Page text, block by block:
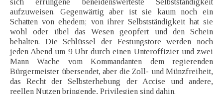
sich errungene beneidenswerteste Selbstständigkeit
aufzuweisen. Gegenwärtig aber ist sie kaum noch ein
Schatten von ehedem; von ihrer Selbstständigkeit hat sie
wohl oder übel das Wesen geopfert und den Schein
behalten. Die Schlüssel der Festungstore werden noch
jeden Abend um 9 Uhr durch einen Unteroffizier und zwei
Mann Wache vom Kommandanten dem regierenden
Bürgermeister übersendet, aber die Zoll- und Münzfreiheit,
das Recht der Selbsterhebung der Accise und andere,
reellen Nutzen bringende, Privilegien sind dahin.